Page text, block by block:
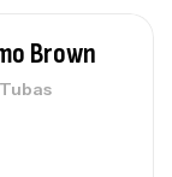
Brown
Tubas